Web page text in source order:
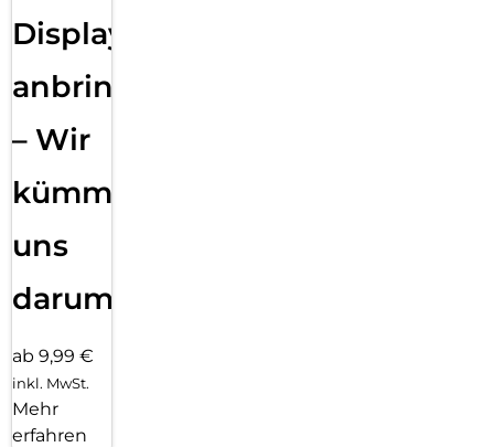
Displayfolie
anbringen
– Wir
kümmern
uns
darum!
ab 9,99 €
inkl. MwSt.
Mehr
erfahren